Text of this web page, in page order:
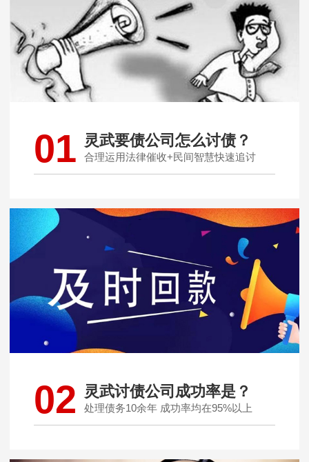
01 灵武要债公司怎么讨债？
合理运用法律催收+民间智慧快速追讨
02 灵武讨债公司成功率是？
处理债务10余年 成功率均在95%以上